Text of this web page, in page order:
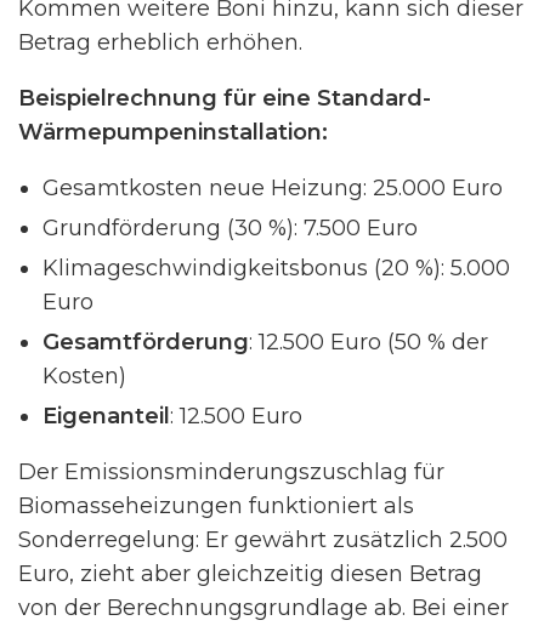
Kommen weitere Boni hinzu, kann sich dieser
Betrag erheblich erhöhen.
Beispielrechnung für eine Standard-
Wärmepumpeninstallation:
Gesamtkosten neue Heizung: 25.000 Euro
Grundförderung (30 %): 7.500 Euro
Klimageschwindigkeitsbonus (20 %): 5.000
Euro
Gesamtförderung: 12.500 Euro (50 % der
Kosten)
Eigenanteil : 12.500 Euro
Der Emissionsminderungszuschlag für
Biomasseheizungen funktioniert als
Sonderregelung: Er gewährt zusätzlich 2.500
Euro, zieht aber gleichzeitig diesen Betrag
von der Berechnungsgrundlage ab. Bei einer